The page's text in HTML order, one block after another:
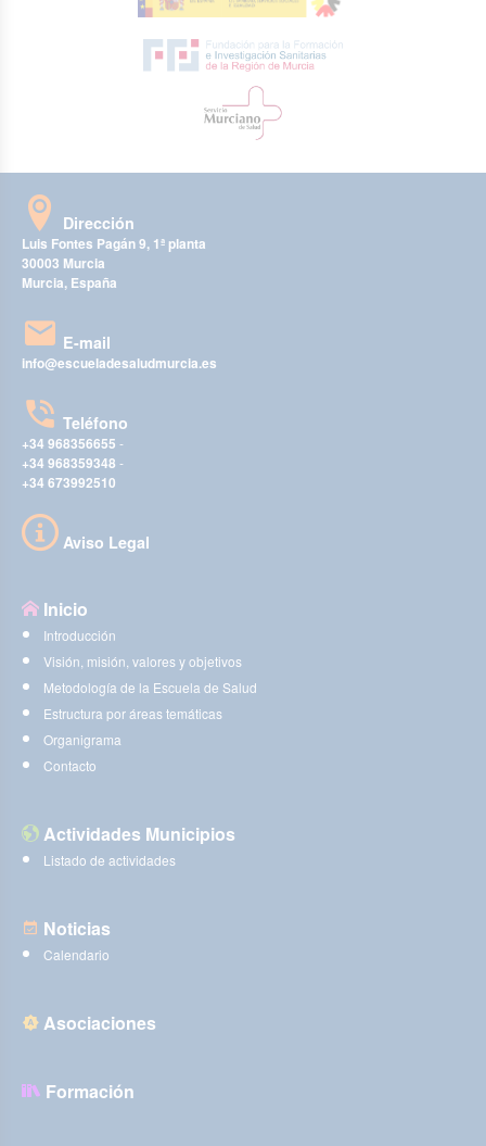
Dirección
Luis Fontes Pagán 9, 1ª planta
30003 Murcia
Murcia, España
E-mail
info@escueladesaludmurcia.es
Teléfono
+34 968356655 -
+34 968359348 -
+34 673992510
Aviso Legal
Inicio
Introducción
Visión, misión, valores y objetivos
Metodología de la Escuela de Salud
Estructura por áreas temáticas
Organigrama
Contacto
Actividades Municipios
Listado de actividades
Noticias
Calendario
Asociaciones
Formación